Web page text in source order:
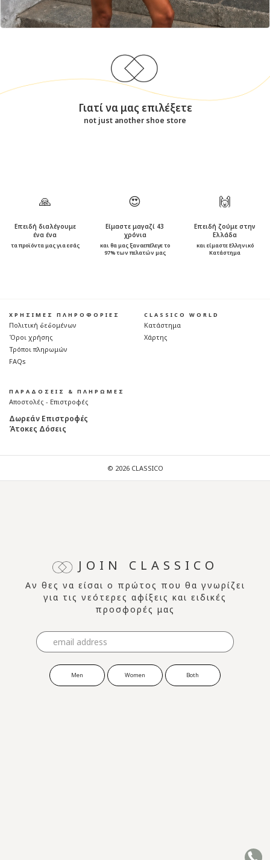
Γιατί να μας επιλέξετε
not just another shoe store
🙏
Επειδή διαλέγουμε
ένα ένα
τα προϊόντα μας για εσάς
😍
Είμαστε μαγαζί 43
χρόνια
και θα μας ξαναεπέλεγε το
97% των πελατών μας
🙌
Επειδή ζούμε στην
Ελλάδα
και είμαστε Ελληνικό
Κατάστημα
ΧΡΗΣΙΜΕΣ ΠΛΗΡΟΦΟΡΙΕΣ
Πολιτική δεδομένων
Όροι χρήσης
Τρόποι πληρωμών
FAQs
CLASSICO WORLD
Κατάστημα
Χάρτης
ΠΑΡΑΔΟΣΕΙΣ & ΠΛΗΡΩΜΕΣ
Αποστολές - Επιστροφές
Δωρεάν Επιστροφές
Άτοκες Δόσεις
© 2026 CLASSICO
JOIN CLASSICO
Αν θες να είσαι ο πρώτος που θα γνωρίζει
για τις νεότερες αφίξεις και ειδικές
προσφορές μας
Men Women Both